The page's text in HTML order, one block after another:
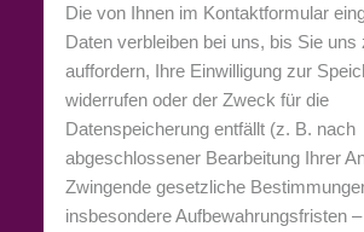
Die von Ihnen im Kontaktformular
Daten verbleiben bei uns, bis Sie uns
auffordern, Ihre Einwilligung zur
widerrufen oder der Zweck für die
Datenspeicherung entfällt (z. B. nach
abgeschlossener Bearbeitung Ihrer
Zwingende gesetzliche
insbesondere Aufbewahrungsfristen